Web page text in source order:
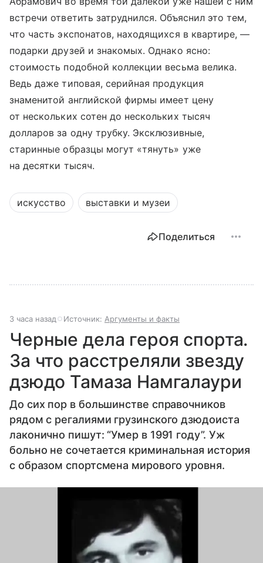
встречи ответить затруднился. Объяснил это тем,
что часть экспонатов, находящихся в квартире, —
подарки друзей и знакомых. Однако ясно:
стоимость подобной коллекции весьма велика.
Ведь даже типовая, серийная продукция
знаменитой английской фирмы имеет цену
от нескольких сотен до нескольких тысяч
долларов за одну трубку. Эксклюзивные,
старинные образцы могут «тянуть» уже
на десятки тысяч.
искусство выставки и музеи
Поделиться
3 часа назад Источник: Аргументы и факты
Черные дела героя спорта.
За что расстреляли звезду
дзюдо Тамаза Намгалаури
До сих пор в большинстве справочников
рядом с регалиями грузинского дзюдоиста
лаконично пишут: “Умер в 1991 году”. Уж
больно не сочетается криминальная история
с образом спортсмена мирового уровня.